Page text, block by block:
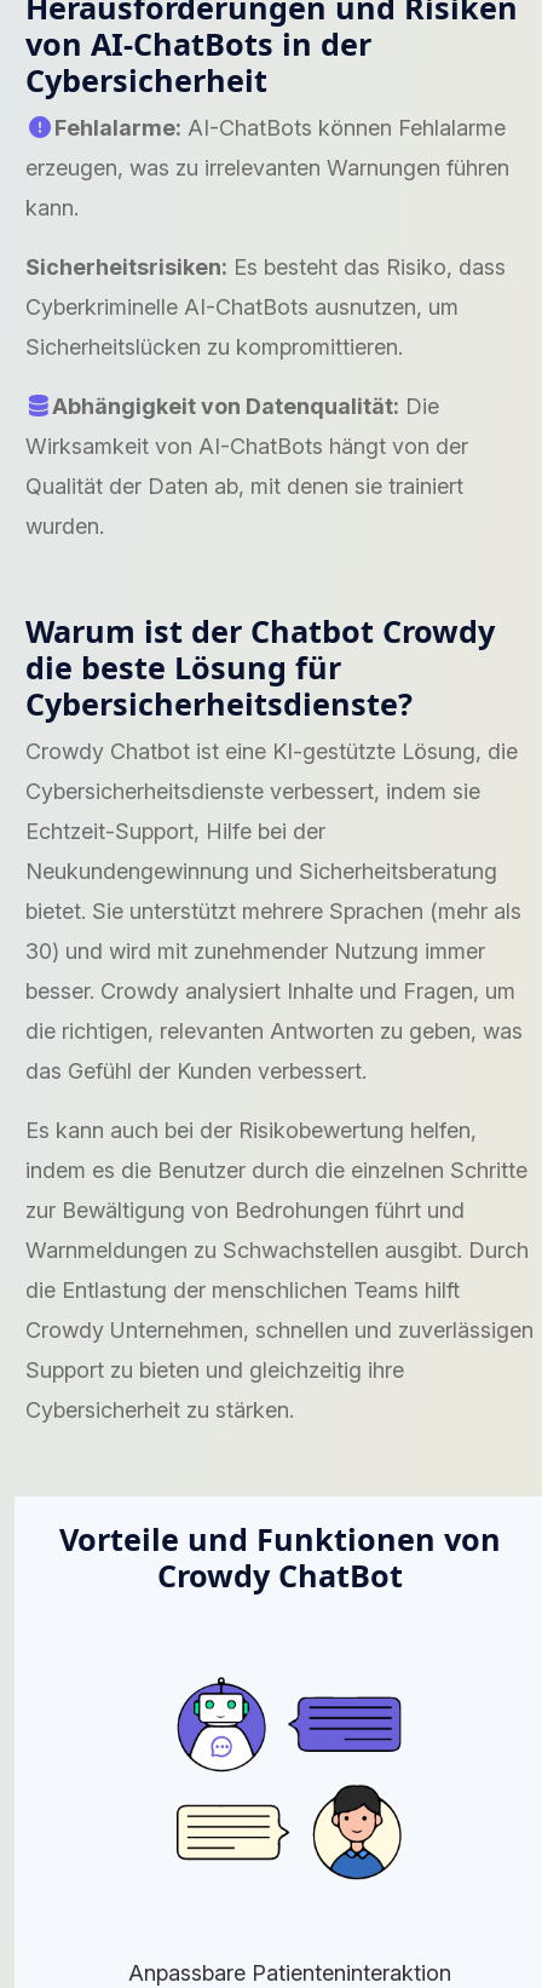
von AI-ChatBots in der
Cybersicherheit
Fehlalarme: AI-ChatBots können Fehlalarme
erzeugen, was zu irrelevanten Warnungen führen
kann.
Sicherheitsrisiken: Es besteht das Risiko, dass
Cyberkriminelle AI-ChatBots ausnutzen, um
Sicherheitslücken zu kompromittieren.
Abhängigkeit von Datenqualität: Die
Wirksamkeit von AI-ChatBots hängt von der
Qualität der Daten ab, mit denen sie trainiert
wurden.
Warum ist der Chatbot Crowdy
die beste Lösung für
Cybersicherheitsdienste?
Crowdy Chatbot ist eine KI-gestützte Lösung, die
Cybersicherheitsdienste verbessert, indem sie
Echtzeit-Support, Hilfe bei der
Neukundengewinnung und Sicherheitsberatung
bietet. Sie unterstützt mehrere Sprachen (mehr als
30) und wird mit zunehmender Nutzung immer
besser. Crowdy analysiert Inhalte und Fragen, um
die richtigen, relevanten Antworten zu geben, was
das Gefühl der Kunden verbessert.
Es kann auch bei der Risikobewertung helfen,
indem es die Benutzer durch die einzelnen Schritte
zur Bewältigung von Bedrohungen führt und
Warnmeldungen zu Schwachstellen ausgibt. Durch
die Entlastung der menschlichen Teams hilft
Crowdy Unternehmen, schnellen und zuverlässigen
Support zu bieten und gleichzeitig ihre
Cybersicherheit zu stärken.
Vorteile und Funktionen von
Crowdy ChatBot
Anpassbare Patienteninteraktion